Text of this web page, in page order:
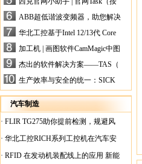
任务选型）更新预告
ABB超低谐波变频器，助您解决
电气设备运行难题！
华北工控基于Intel 12/13代 Core
的ATX-6159嵌入式主板，推进
机器人市场
加工机 | 画图软件CamMagic中图
层整合的问题
杰出的软件解决方案——TAS（
Turck Automation Suite）
生产效率与安全的统一：SICK
关于机器人技术传感器解决方案
的采访
汽车制造
· FLIR TG275助你提前检测，规避风
险！
· 华北工控RICH系列工控机在汽车安
全检测行业中的应用
· RFID 在发动机装配线上的应用 新能